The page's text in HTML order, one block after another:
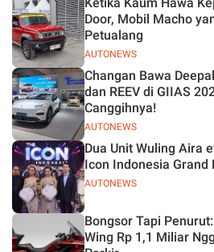
Jelas
AUTONEWS
Door, Mobil Macho
Petualang
AUTONEWS
Changan Bawa
dan REEV di GIIAS
Canggihnya!
AUTONEWS
Dua Unit Wuling Aira
Icon Indonesia Grand
Bongsor Tapi
Wing Rp 1,1 Miliar